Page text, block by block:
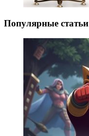
Популярные статьи